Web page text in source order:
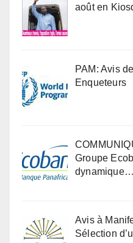
août en
PAM: Avis
Enqueteurs
Groupe
dynamique…
Avis à
Sélection